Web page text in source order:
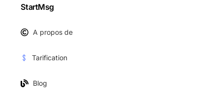
StartMsg
A propos de
Tarification
Blog